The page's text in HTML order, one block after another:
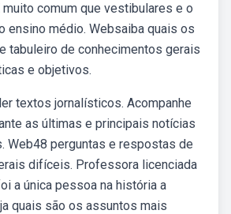
muito comum que vestibulares e o
ensino médio. Websaiba quais os
tabuleiro de conhecimentos gerais
e objetivos.
textos jornalísticos. Acompanhe
as últimas e principais notícias
Web48 perguntas e respostas de
difíceis. Professora licenciada
a única pessoa na história a
quais são os assuntos mais